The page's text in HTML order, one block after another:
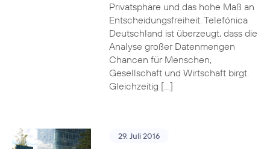
Privatsphäre und das hohe Maß an
Entscheidungsfreiheit. Telefónica
Deutschland ist überzeugt, dass die
Analyse großer Datenmengen
Chancen für Menschen,
Gesellschaft und Wirtschaft birgt.
Gleichzeitig […]
29. Juli 2016